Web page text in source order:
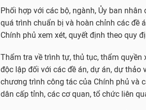
Phối hợp với các bộ, ngành, Ủy ban
quá trình chuẩn bị và hoàn chỉnh các đề
Chính phủ xem xét, quyết định theo quy
Thẩm tra về trình tự, thủ tục, thẩm
độc lập đối với các đề án, dự án, dự
chương trình công tác của Chính phủ và
dân cấp tỉnh, các cơ quan, tổ chức liên